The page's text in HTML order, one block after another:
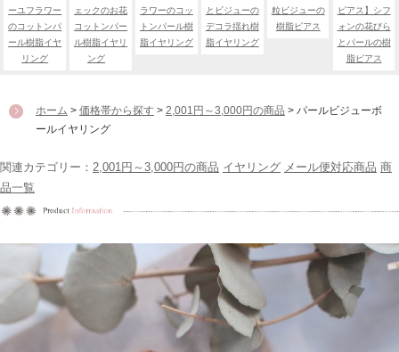
ーユフラワー
のコットンパ
ール樹脂イヤ
リング
ェックのお花
コットンパー
ル樹脂イヤリ
ング
ラワーのコッ
トンパール樹
脂イヤリング
とビジューの
デコラ揺れ樹
脂イヤリング
粒ビジューの
樹脂ピアス
ピアス】シフ
ォンの花びら
とパールの樹
脂ピアス
ホーム > 価格帯から探す > 2,001円～3,000円の商品 > パールビジューボ
ールイヤリング
関連カテゴリー： 2,001円～3,000円の商品 イヤリング メール便対応商品 商
品一覧